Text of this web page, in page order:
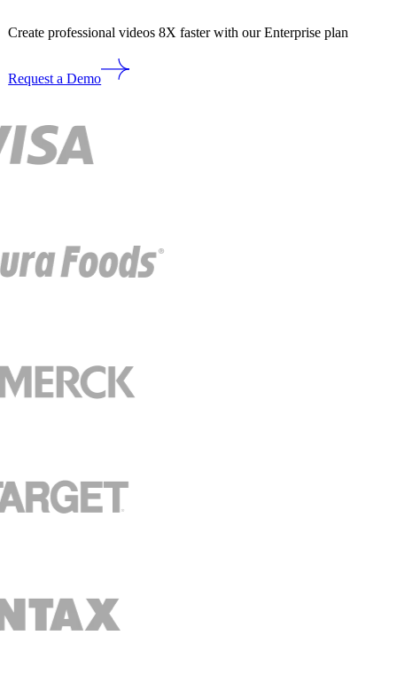
Create professional videos 8X faster with our Enterprise plan
Request a Demo